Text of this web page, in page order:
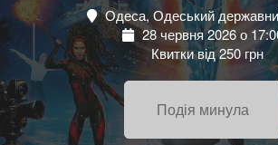
Одеса, Одеський
28 червня 2026 о
Квитки від 250 грн
Подія минула